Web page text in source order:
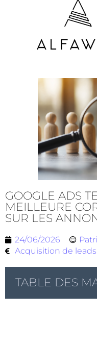
GOOGLE ADS
MEILLEURE
SUR LES
24/06/2026
Acquisition de leads
TABLE DES